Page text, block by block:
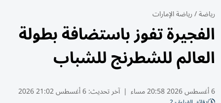
رياضة/رياضة الإمارات
الفجيرة تفوز باستضافة بطولة
العالم للشطرنج للشباب
6 أغسطس 2026 20:58 مساء | آخر تحديث:6 أغسطس 21:02 2026